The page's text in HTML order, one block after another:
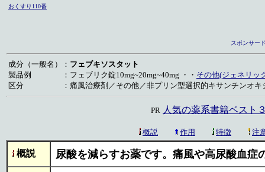
おくすり110番
スポンサー
成分（一般名） ： フェブキソスタット
製品例
： フェブリク錠10mg~20mg~40mg ・・ その他(ジェネリッ
区分
： 痛風治療剤／その他／非プリン型選択的キサンチンオキ
PR 人気の薬系書籍ベス
概説 作用 特徴 注
概説 尿酸を減らすお薬です。痛風や高尿酸血症